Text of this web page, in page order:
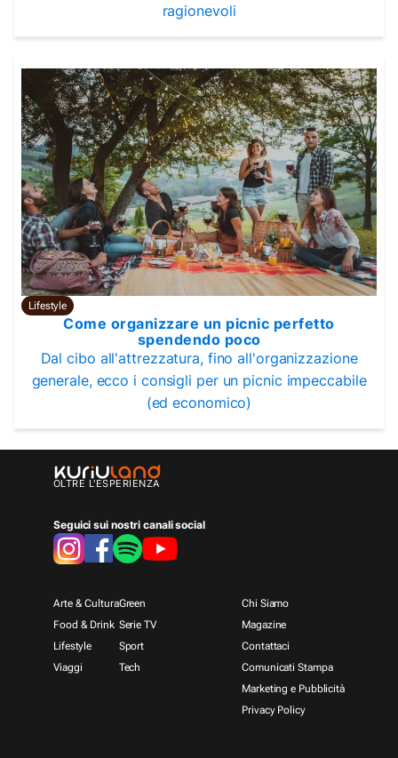
ragionevoli
Lifestyle
Come organizzare un picnic perfetto
spendendo poco
Dal cibo all'attrezzatura, fino all'organizzazione
generale, ecco i consigli per un picnic impeccabile
(ed economico)
OLTRE L'ESPERIENZA
Seguici sui nostri canali social
Arte & Cultura
Food & Drink
Lifestyle
Viaggi
Green
Serie TV
Sport
Tech
Chi Siamo
Magazine
Contattaci
Comunicati Stampa
Marketing e Pubblicità
Privacy Policy